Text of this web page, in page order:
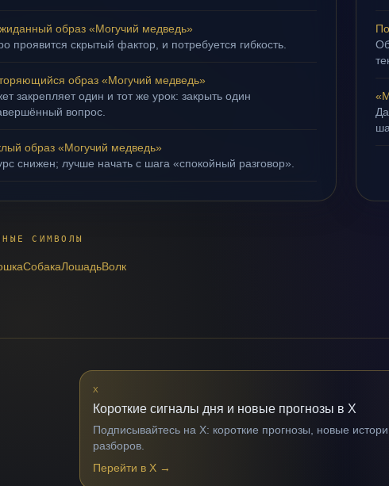
образ «Могучий медведь»
проявится скрытый фактор, и потребуется гибкость.
образ «Могучий медведь»
закрепляет один и тот же урок: закрыть один
вопрос.
образ «Могучий медведь»
снижен; лучше начать с шага «спокойный разговор».
СИМВОЛЫ
СобакаЛошадьВолк
X
Короткие сигналы дня и новые прогнозы в X
Подписывайтесь на X: короткие прогнозы, новые
разборов.
Перейти в X →